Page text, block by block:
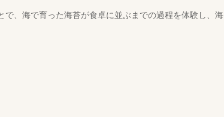
、海で育った海苔が食卓に並ぶまでの過程を体験し、海